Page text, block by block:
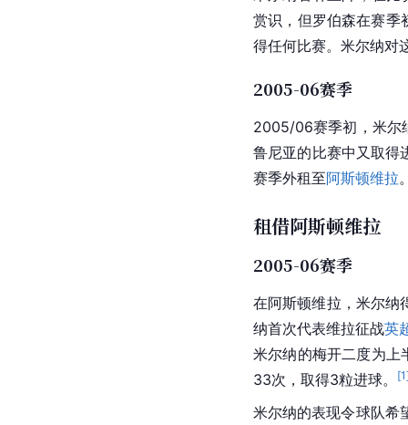
赏识，但罗伯森在赛季
得任何比赛。米尔纳对
2005-06赛季
2005/06赛季初，米尔
鲁尼亚的比赛中又取得
赛季外租至阿斯顿维拉
租借阿斯顿维拉
2005-06赛季
在阿斯顿维拉 ，米尔纳
纳首次代表维拉征战英
米尔纳的梅开二度为上
33次，取得3粒进球。
[1
米尔纳的表现令球队希